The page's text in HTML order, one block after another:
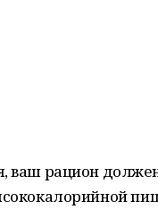
ваш рацион